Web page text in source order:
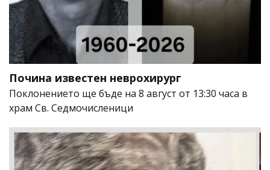
Почина известен неврохирург
Поклонението ще бъде на 8 август от 13:30 часа в
храм Св. Седмочисленици